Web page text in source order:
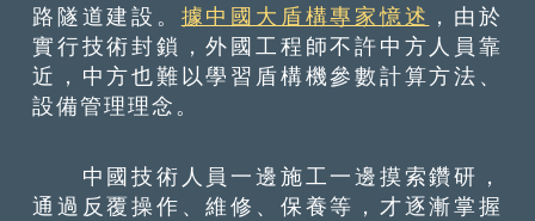
路隧道建設。 據中國大盾構專家憶述 ，由於
實行技術封鎖，外國工程師不許中方人員靠
近，中方也難以學習盾構機參數計算方法、
設備管理理念。
中國技術人員一邊施工一邊摸索鑽研，
通過反覆操作、維修、保養等，才逐漸掌握